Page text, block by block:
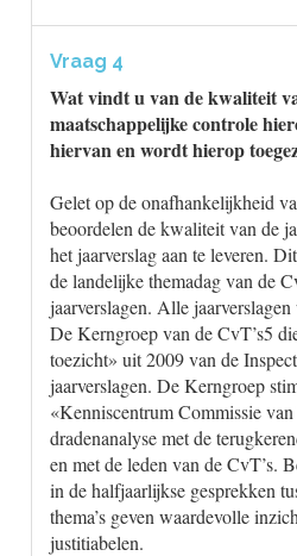
Vraag 4
Wat vindt u van de kwaliteit
maatschappelijke controle
hiervan en wordt hierop
Gelet op de onafhankelijkheid
beoordelen de kwaliteit van de
het jaarverslag aan te leveren.
de landelijke themadag van de
jaarverslagen. Alle
De Kerngroep van de CvT’s5
toezicht» uit 2009 van de
jaarverslagen. De Kerngroep
«Kenniscentrum Commissie
dradenanalyse met de
en met de leden van de CvT’s.
in de halfjaarlijkse gesprekken
thema’s geven waardevolle
justitiabelen.